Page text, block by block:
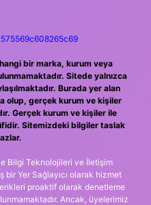
bir marka, kurum veya
Sitede yalnızca
Burada yer alan
olup, gerçek kurum ve kişiler
Gerçek kurum ve kişiler ile
Sitemizdeki bilgiler taslak
Bilgi Teknolojileri ve İletişim
bir Yer Sağlayıcı olarak hizmet
proaktif olarak denetleme
Ancak, üyelerimiz